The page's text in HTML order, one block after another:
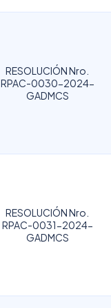
RESOLUCIÓN Nro.
RPAC-0030-2024-
GADMCS
RESOLUCIÓN Nro.
RPAC-0031-2024-
GADMCS